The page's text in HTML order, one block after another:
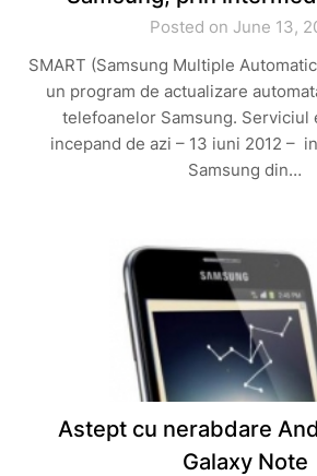
Posted on June 13,
SMART (Samsung Multiple
un program de actualizare
telefoanelor Samsung. Serviciul
incepand de azi – 13 iuni 2012 –
Samsung din…
Astept cu nerabdare
Galaxy Note